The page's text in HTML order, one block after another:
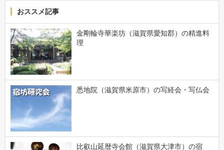
おススメ記事
金剛輪寺華楽坊（滋賀県愛知郡）の精進料
理
悉地院（滋賀県米原市）の写経会・写仏会
比叡山延暦寺会館（滋賀県大津市）の宿